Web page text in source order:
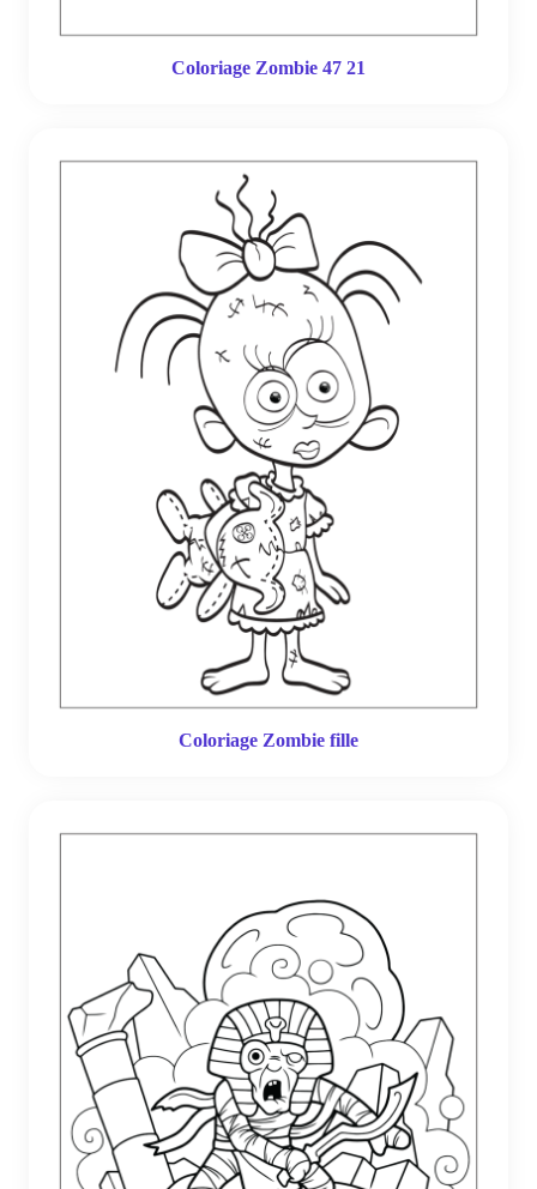
Coloriage Zombie 47 21
Coloriage Zombie fille